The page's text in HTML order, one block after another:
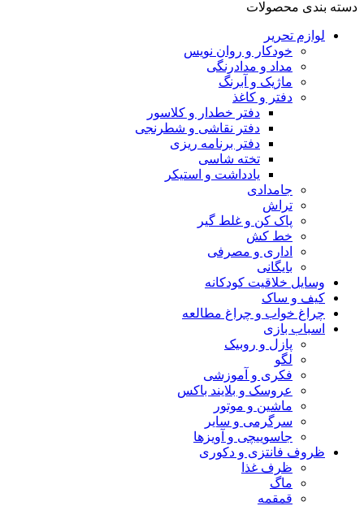
دسته بندی محصولات
لوازم تحریر
خودکار و روان نویس
مداد و مدادرنگی
ماژیک و آبرنگ
دفتر و کاغذ
دفتر خطدار و کلاسور
دفتر نقاشی و شطرنجی
دفتر برنامه ریزی
تخته شاسی
یادداشت و استیکر
جامدادی
تراش
پاک کن و غلط گیر
خط کش
اداری و مصرفی
بایگانی
وسایل خلاقیت کودکانه
کیف و ساک
چراغ خواب و چراغ مطالعه
اسباب بازی
پازل و روبیک
لگو
فکری و آموزشی
عروسک و بلایند باکس
ماشین و موتور
سرگرمی و سایر
جاسوییچی و آویزها
ظروف فانتزی و دکوری
ظرف غذا
ماگ
قمقمه